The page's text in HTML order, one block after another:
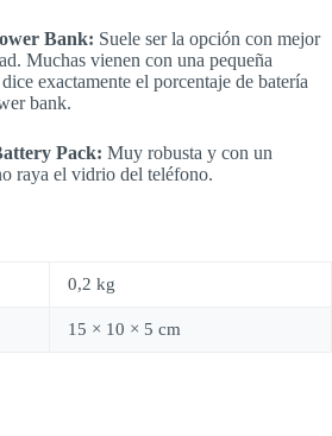
Bank: Suele ser la opción con mejor
Muchas vienen con una pequeña
exactamente el porcentaje de batería
bank.
Pack: Muy robusta y con un
raya el vidrio del teléfono.
0,2 kg
15 × 10 × 5 cm